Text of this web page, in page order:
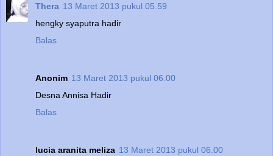
Thera 13 Maret 2013 pukul 05.59
hengky syaputra hadir
Balas
Anonim 13 Maret 2013 pukul 06.00
Desna Annisa Hadir
Balas
lucia aranita meliza 13 Maret 2013 pukul 06.00